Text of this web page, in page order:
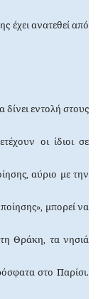
έχει ανατεθεί από
εντολή στους
οι ίδιοι σε
αύριο με την
μπορεί να
Θράκη, τα νησιά
στο Παρίσι.